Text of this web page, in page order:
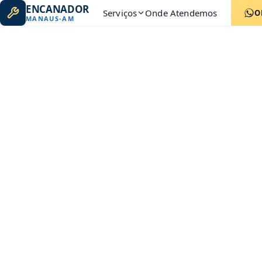
ENCANADOR
MANAUS-AM Serviços Onde Atendemos